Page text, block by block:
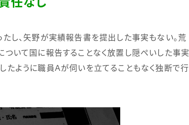
し、矢野が実績報告書を提出した事実もない。荒
いて国に報告することなく放置し隠ぺいした事実
たように職員Aが伺いを立てることもなく独断で行